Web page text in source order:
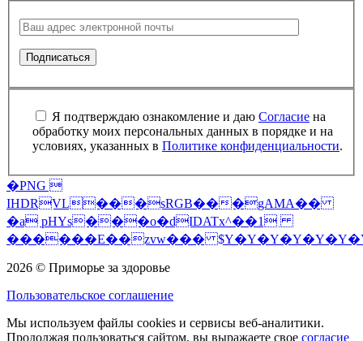
Я подтверждаю ознакомление и даю Согласие на
обработку моих персональных данных в порядке и на
условиях, указанных в Политике конфиденциальности.
�PNG 
IHDRVL���sRGB���gAMA��
�a pHYs���o�dIDATx^��1
������E��zvw���
2026 © Приморье за здоровье
Пользовательское соглашение
Мы используем файлы cookies и сервисы веб-аналитики.
Продолжая пользоваться сайтом, вы выражаете свое согласие